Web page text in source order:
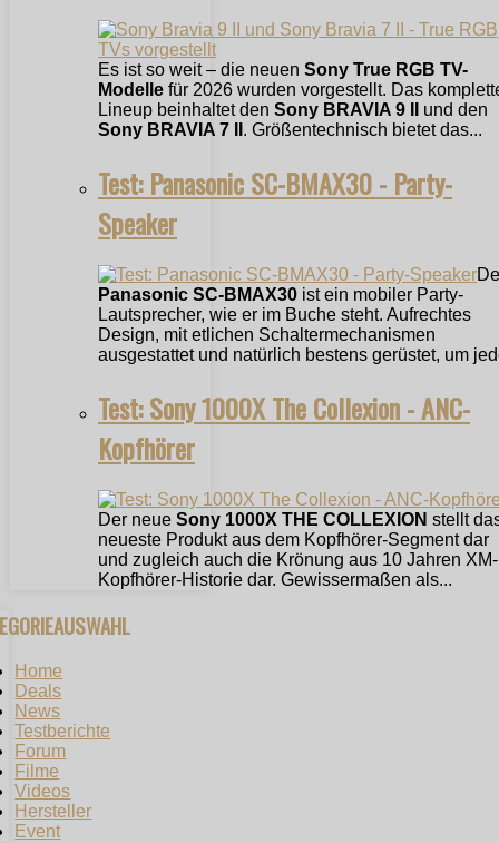
Es ist so weit – die neuen Sony True RGB TV-
Modelle für 2026 wurden vorgestellt. Das
Lineup beinhaltet den Sony BRAVIA 9 II
und den
Sony BRAVIA 7 II . Größentechnisch bietet das...
Test: Panasonic SC-BMAX30 - Party-
Speaker
Panasonic SC-BMAX30 ist ein mobiler Party-
Lautsprecher, wie er im Buche steht. Aufrechtes
Design, mit etlichen Schaltermechanismen
ausgestattet und natürlich bestens gerüstet, um
Test: Sony 1000X The Collexion - ANC-
Kopfhörer
Der neue Sony 1000X THE COLLEXION stellt
neueste Produkt aus dem Kopfhörer-Segment dar
und zugleich auch die Krönung aus 10 Jahren XM-
Kopfhörer-Historie dar. Gewissermaßen als...
Home
Deals
News
Testberichte
Forum
Filme
Videos
Hersteller
Event